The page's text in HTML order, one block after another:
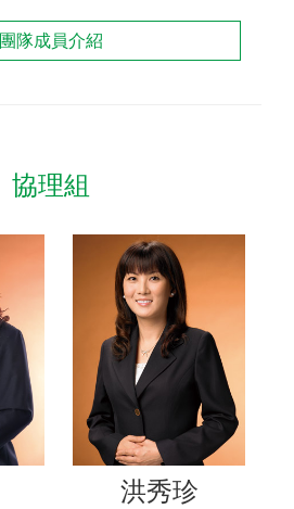
團隊成員介紹
協理組
洪秀珍